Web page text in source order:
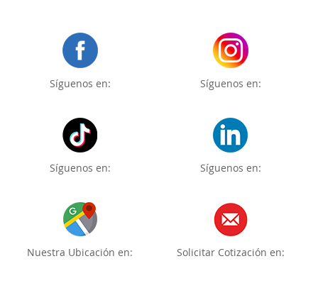
Síguenos en: Síguenos en:
Síguenos en: Síguenos en:
Nuestra Ubicación en: Solicitar Cotización en: